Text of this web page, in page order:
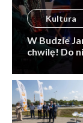
Kultura
W Budzie
chwilę! Do